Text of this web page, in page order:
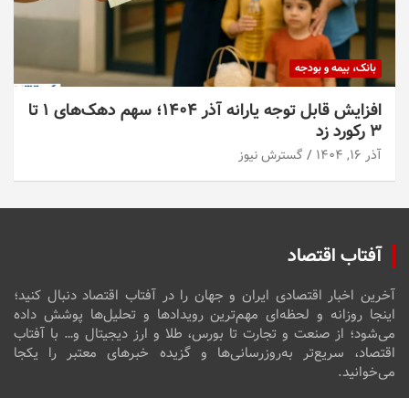
بانک، بیمه و بودجه
افزایش قابل توجه یارانه آذر ۱۴۰۴؛ سهم دهک‌های ۱ تا
۳ رکورد زد
آذر ۱۶, ۱۴۰۴ گسترش نیوز
آفتاب اقتصاد
آخرین اخبار اقتصادی ایران و جهان را در آفتاب اقتصاد دنبال کنید؛
اینجا روزانه و لحظه‌ای مهم‌ترین رویدادها و تحلیل‌ها پوشش داده
می‌شود؛ از صنعت و تجارت تا بورس، طلا و ارز دیجیتال و… با آفتاب
اقتصاد، سریع‌تر به‌روزرسانی‌ها و گزیده خبرهای معتبر را یکجا
می‌خوانید.